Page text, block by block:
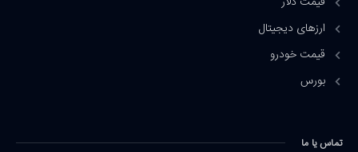
ارزهای دیجیتال
قیمت خودرو
بورس
تماس یا ما